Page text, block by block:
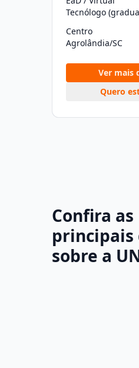
Tecnólogo
Centro
Agrolândia/SC
Ver mais
Quero
Confira as
principais
sobre a